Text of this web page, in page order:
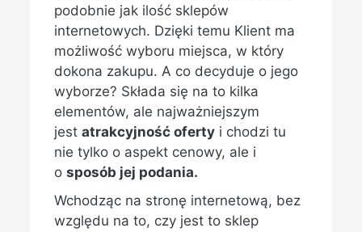
podobnie jak ilość sklepów
internetowych. Dzięki temu Klient ma
możliwość wyboru miejsca, w który
dokona zakupu. A co decyduje o jego
wyborze? Składa się na to kilka
elementów, ale najważniejszym
jestatrakcyjność oferty i chodzi tu
nie tylko o aspekt cenowy, ale i
osposób jej podania.
Wchodząc na stronę internetową, bez
względu na to, czy jest to sklep